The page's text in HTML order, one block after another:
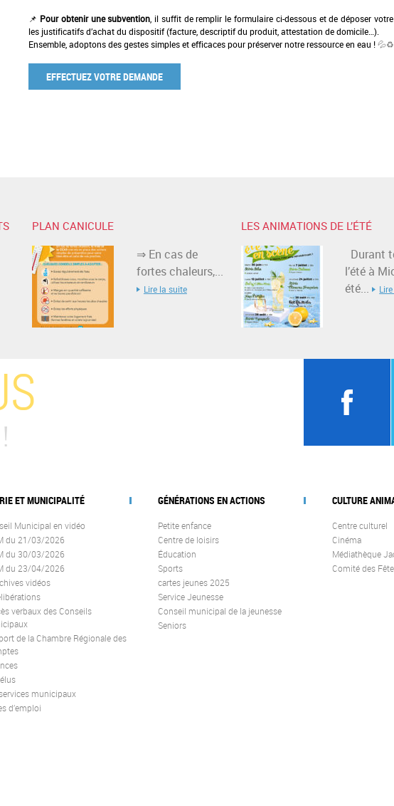
📌 Pour obtenir une subvention, il suffit de remplir le formulaire ci-dessous et de déposer
les justificatifs d’achat du dispositif (facture, descriptif du produit, attestation de domicile…).
Ensemble, adoptons des gestes simples et efficaces pour préserver notre ressource en eau !💦♻️
EFFECTUEZ VOTRE DEMANDE
PLAN CANICULE
⇒ En cas de
fortes chaleurs,...
Lire la suite
LES ANIMATIONS DE L’ÉTÉ
Durant
l’été à
été...
ET MUNICIPALITÉ
Municipal en vidéo
du 21/03/2026
du 30/03/2026
du 23/04/2026
vidéos
verbaux des Conseils
de la Chambre Régionale des
municipaux
d’emploi
GÉNÉRATIONS EN ACTIONS
Petite enfance
Centre de loisirs
Éducation
Sports
cartes jeunes 2025
Service Jeunesse
Conseil municipal de la jeunesse
Seniors
CULTURE
Centre culturel
Cinéma
Médiathèque
Comité des